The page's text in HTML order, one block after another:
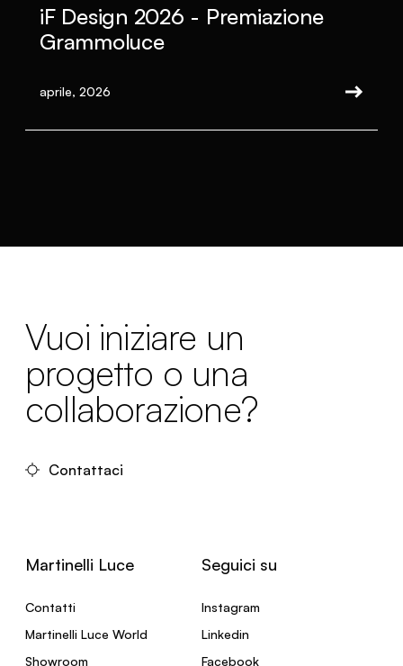
iF Design 2026 - Premiazione
Grammoluce
aprile, 2026
Vuoi iniziare un
progetto o una
collaborazione?
Contattaci
Martinelli Luce
Contatti
Martinelli Luce World
Showroom
Seguici su
Instagram
Linkedin
Facebook